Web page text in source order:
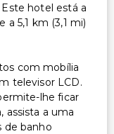
hotel está a
a 5,1 km (3,1 mi)
com mobília
televisor LCD.
lhe ficar
assista a uma
de banho